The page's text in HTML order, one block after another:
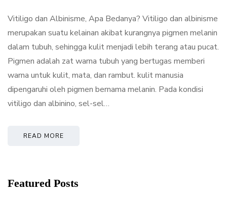
Vitiligo dan Albinisme, Apa Bedanya? Vitiligo dan albinisme
merupakan suatu kelainan akibat kurangnya pigmen melanin
dalam tubuh, sehingga kulit menjadi lebih terang atau pucat.
Pigmen adalah zat warna tubuh yang bertugas memberi
warna untuk kulit, mata, dan rambut. kulit manusia
dipengaruhi oleh pigmen bernama melanin. Pada kondisi
vitiligo dan albinino, sel-sel…
READ MORE
Featured Posts